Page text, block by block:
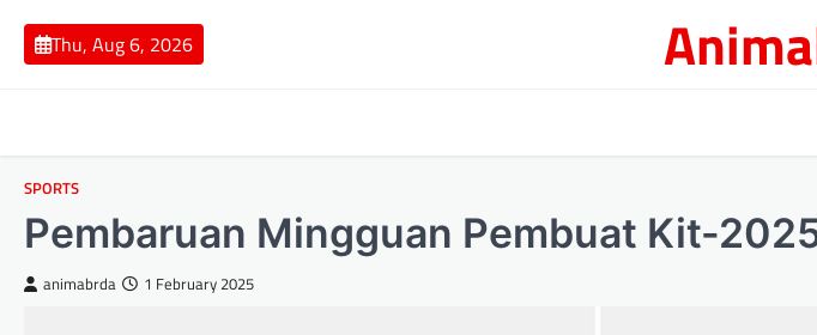
content
Thu, Aug 6, 2026
SPORTS
Pembaruan Mingguan Pembuat Kit-
animabrda 1 February 2025